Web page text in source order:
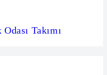
Takımı